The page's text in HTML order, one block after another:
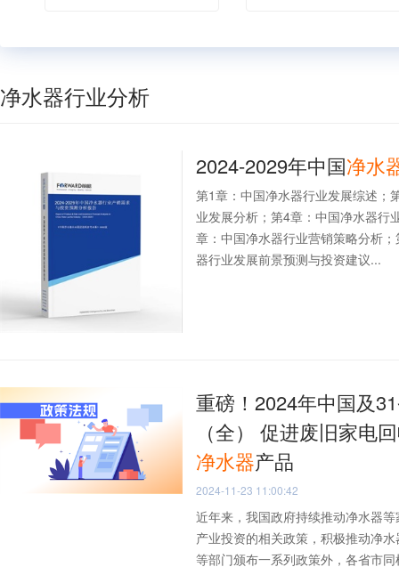
净水器行业分析
2024-2029年中国净水
第1章：中国净水器行业发展综述；
业发展分析；第4章：中国净水器行
章：中国净水器行业营销策略分析
器行业发展前景预测与投资建议...
重磅！2024年中国及
（全） 促进废旧家电
净水器产品
2024-11-23 11:00:42
近年来，我国政府持续推动净水器
产业投资的相关政策，积极推动净
等部门颁布一系列政策外，各省市